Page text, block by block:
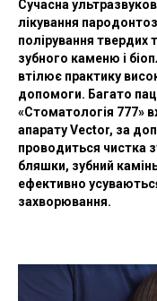
Сучасна
лікування
полірування твердих
зубного каменю і
втілює практику
допомоги. Багато
«Стоматологія 777»
апарату Vector, за
проводиться чистка
бляшки, зубний
ефективно
захворювання.